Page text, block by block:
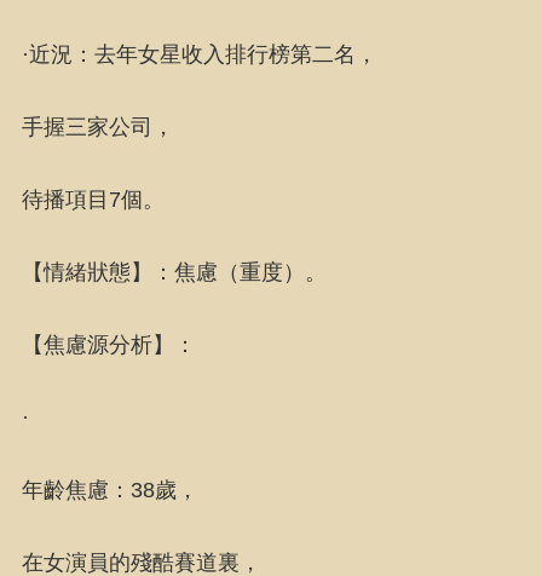
·近況：去年女星收入排行榜第二名，
手握三家公司，
待播項目7個。
【情緒狀態】：焦慮（重度）。
【焦慮源分析】：
·
年齡焦慮：38歲，
在女演員的殘酷賽道裏，